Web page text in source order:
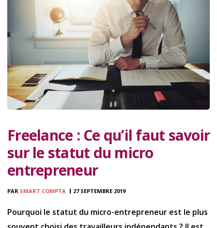
Freelance : Ce qu’il faut savoir
sur le statut du micro
entrepreneur
PAR SMART COMPTA 27 SEPTEMBRE 2019
Pourquoi le statut du micro-entrepreneur est le plus